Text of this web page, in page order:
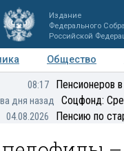
Издание
Федерального
Российской
Общество
Мнения
08:17 Пенсионеров
дня назад Соцфонд:
04.08.2026 Пенсию по